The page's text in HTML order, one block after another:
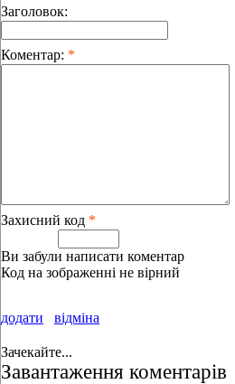
Заголовок:
Коментар: *
Захисний код *
Ви забули написати коментар
Код на зображенні не вірний
додати відміна
Зачекайте...
Завантаження коментарів